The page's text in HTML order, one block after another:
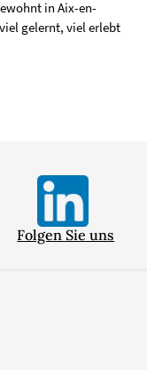
in Aix-en-
gelernt, viel erlebt
Folgen Sie uns